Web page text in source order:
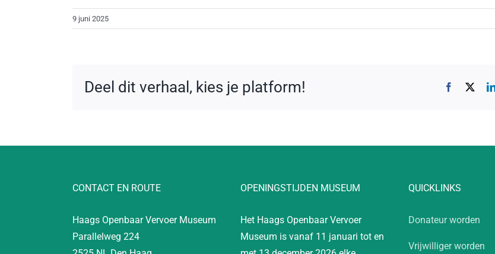
9 juni 2025
Deel dit verhaal, kies je platform! Facebook
CONTACT EN ROUTE
Haags Openbaar Vervoer Museum
Parallelweg 224
OPENINGSTIJDEN MUSEUM
Het Haags Openbaar Vervoer
Museum is vanaf 11 januari tot en
QUICKLINKS
Donateur worden
Vrijwilliger worden